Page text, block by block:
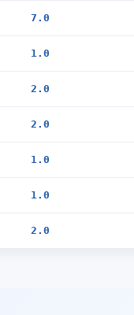
7.0
1.0
2.0
2.0
1.0
1.0
2.0